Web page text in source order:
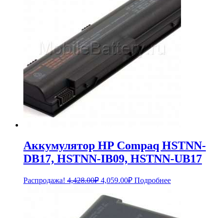
Аккумулятор HP Compaq HSTNN-
DB17, HSTNN-IB09, HSTNN-UB17
Распродажа! 4,428.00₽ Первоначальная
составляла
4,428.00₽.
4,059.00₽Текущая
Подробнее